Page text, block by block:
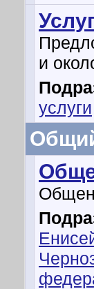
и
услуги